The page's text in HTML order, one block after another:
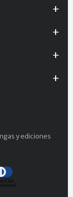
y ediciones